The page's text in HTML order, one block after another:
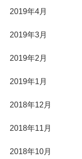
2019年4月
2019年3月
2019年2月
2019年1月
2018年12月
2018年11月
2018年10月